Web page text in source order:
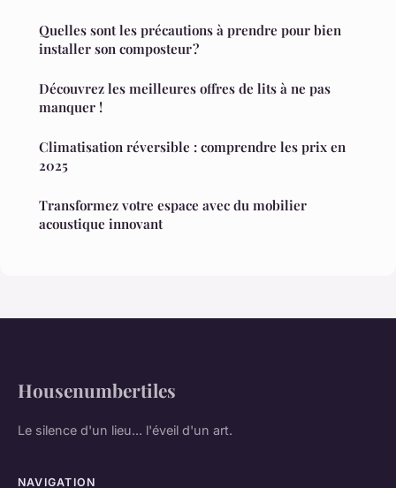
Quelles sont les précautions à prendre pour bien
installer son composteur ?
Découvrez les meilleures offres de lits à ne pas
manquer !
Climatisation réversible : comprendre les prix en
2025
Transformez votre espace avec du mobilier
acoustique innovant
Housenumbertiles
Le silence d'un lieu... l'éveil d'un art.
NAVIGATION